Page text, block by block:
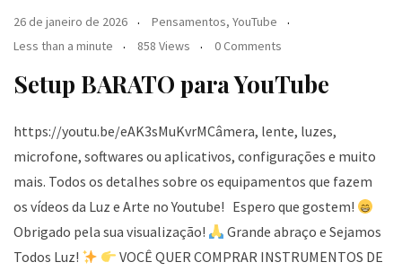
26 de janeiro de 2026 Pensamentos, YouTube
Less than a minute
858 Views 0 Comments
Setup BARATO para YouTube
https://youtu.be/eAK3sMuKvrMCâmera, lente, luzes,
microfone, softwares ou aplicativos, configurações e muito
mais. Todos os detalhes sobre os equipamentos que fazem
os vídeos da Luz e Arte no Youtube! Espero que gostem!
Obrigado pela sua visualização!
Grande abraço e Sejamos
Todos Luz!
VOCÊ QUER COMPRAR INSTRUMENTOS DE